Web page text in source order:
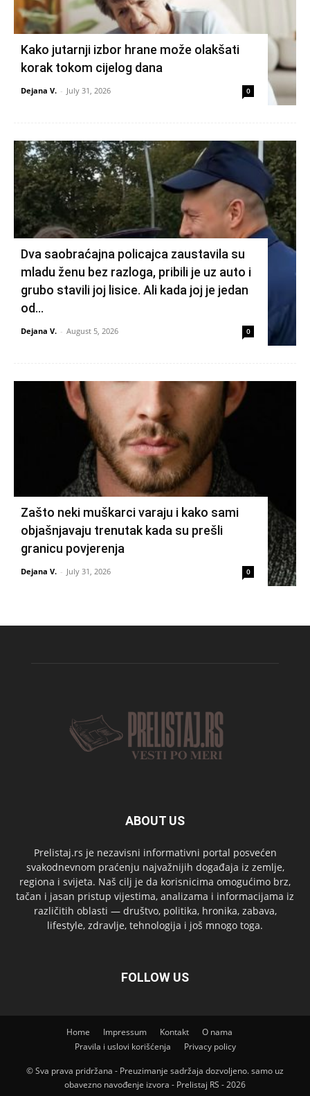
Kako jutarnji izbor hrane može olakšati
korak tokom cijelog dana
Dejana V. - July 31, 2026 0
Dva saobraćajna policajca zaustavila su
mladu ženu bez razloga, pribili je uz auto i
grubo stavili joj lisice. Ali kada joj je jedan
od...
Dejana V. - August 5, 2026 0
Zašto neki muškarci varaju i kako sami
objašnjavaju trenutak kada su prešli
granicu povjerenja
Dejana V. - July 31, 2026 0
ABOUT US
Prelistaj.rs je nezavisni informativni portal posvećen
svakodnevnom praćenju najvažnijih događaja iz zemlje,
regiona i svijeta. Naš cilj je da korisnicima omogućimo brz,
tačan i jasan pristup vijestima, analizama i informacijama iz
različitih oblasti — društvo, politika, hronika, zabava,
lifestyle, zdravlje, tehnologija i još mnogo toga.
FOLLOW US
Home Impressum Kontakt
O nama
Pravila i uslovi korišćenja
Privacy policy
© Sva prava pridržana - Preuzimanje sadržaja dozvoljeno. samo uz
obavezno navođenje izvora - Prelistaj RS - 2026